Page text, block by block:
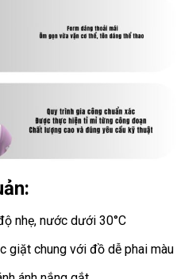
nhẹ, nước dưới 30°C
giặt chung với đồ dễ phai màu